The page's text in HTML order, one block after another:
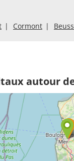
Cormont
autour